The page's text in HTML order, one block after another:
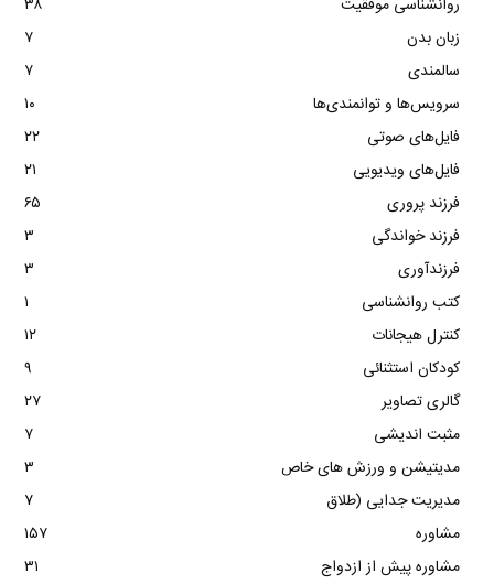
زبان بدن
۷
سالمندی
۷
سرویس‌ها و توانمندی‌ها
۱۰
فایل‌های صوتی
۲۲
فایل‌های ویدیویی
۲۱
فرزند پروری
۶۵
فرزند خواندگی
۳
فرزندآوری
۳
کتب روانشناسی
۱
کنترل هیجانات
۱۲
کودکان استثنائی
۹
گالری تصاویر
۲۷
مثبت اندیشی
۷
مدیتیشن و ورزش های خاص
۳
مدیریت جدایی (طلاق
۷
مشاوره
۱۵۷
مشاوره پیش از ازدواج
۳۱